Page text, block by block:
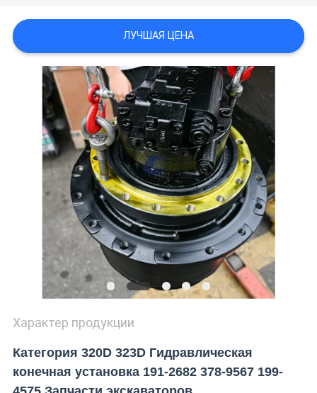
ОТПРАВИТЬ
ЗАПРОС
SITEMAP
ПОЛИТИКА
УЕДИНЕНИЯ
ЛУЧШАЯ ЦЕНА
Характер продукции
Категория 320D 323D Гидравлическая
конечная установка 191-2682 378-9567 199-